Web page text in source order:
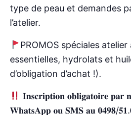
type de peau et demandes
l’atelier.
PROMOS spéciales atelier
essentielles, hydrolats et
d’obligation d’achat !).
𝐈𝐧𝐬𝐜𝐫𝐢𝐩𝐭𝐢𝐨𝐧 𝐨𝐛𝐥𝐢𝐠𝐚𝐭𝐨𝐢𝐫𝐞
𝐖𝐡𝐚𝐭𝐬𝐀𝐩𝐩 𝐨𝐮 𝐒𝐌𝐒 𝐚𝐮 𝟎𝟒𝟗𝟖/